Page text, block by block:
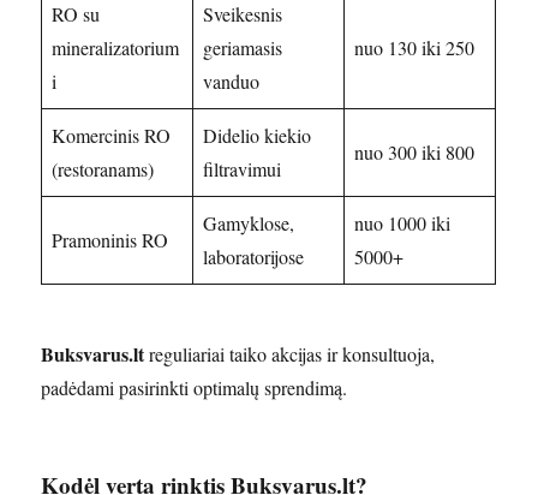
RO su
mineralizatorium
i
Sveikesnis
geriamasis
vanduo
nuo 130 iki 250
Komercinis RO
(restoranams)
Didelio kiekio
filtravimui
nuo 300 iki 800
Pramoninis RO
Gamyklose,
laboratorijose
nuo 1000 iki
5000+
Buksvarus.ltreguliariai taiko akcijas ir konsultuoja,
padėdami pasirinkti optimalų sprendimą.
Kodėl verta rinktis Buksvarus.lt?